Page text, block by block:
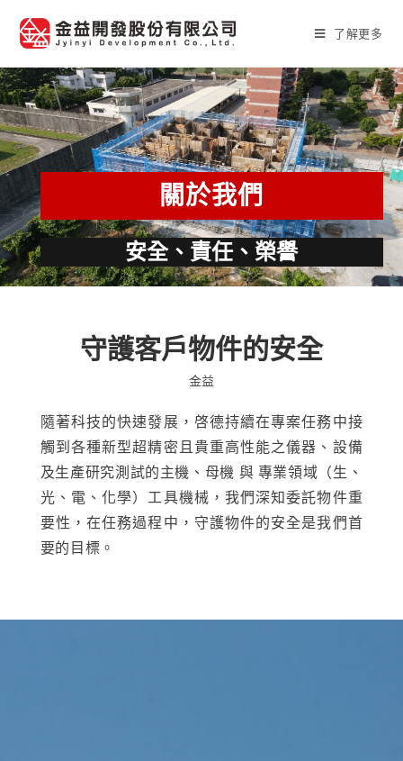
了解更多
關於我們
安全、責任、榮譽
守護客戶物件的安全
金益
隨著科技的快速發展，啓德持續在專案任務中接
觸到各種新型超精密且貴重高性能之儀器、設備
及生產研究測試的主機、母機 與 專業領域（生、
光、電、化學）工具機械，我們深知委託物件重
要性，在任務過程中，守護物件的安全是我們首
要的目標。